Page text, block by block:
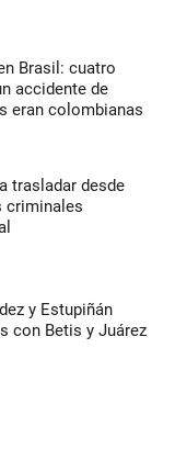
Brasil: cuatro
accidente de
eran colombianas
trasladar desde
criminales
y Estupiñán
con Betis y Juárez